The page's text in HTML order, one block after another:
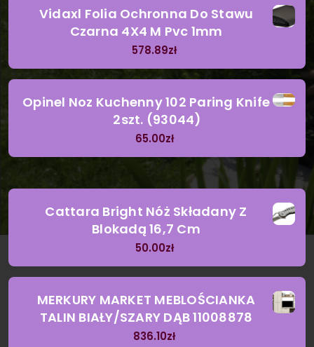
Vidaxl Folia Ochronna Do Stawu
Czarna 4X4 M Pvc 1mm
578.89zł
Opinel Noz Kuchenny 102 Paring Knife
2szt. (93044)
65.00zł
Cattara Bright Nóż Składany Z
Blokadą 16,7 Cm
50.00zł
MERKURY MARKET MEBLOŚCIANKA
TALIN BIAŁY/SZARY DĄB 11008878
836.10zł